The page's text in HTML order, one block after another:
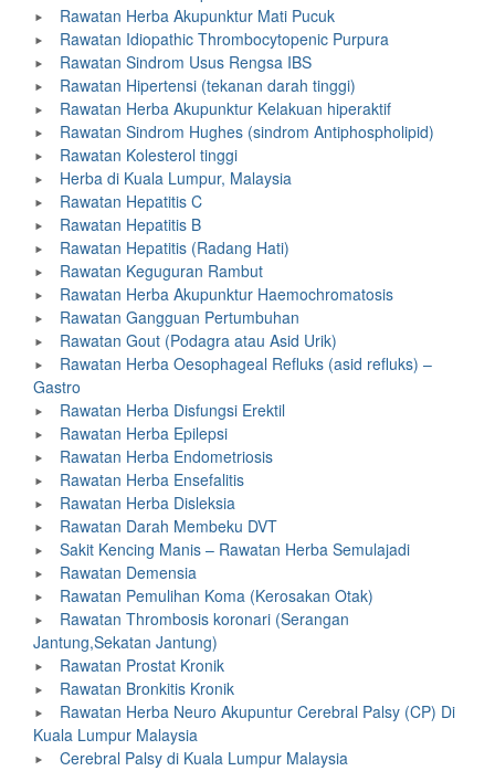
Rawatan Herba Akupunktur Mati Pucuk
Rawatan Idiopathic Thrombocytopenic Purpura
Rawatan Sindrom Usus Rengsa IBS
Rawatan Hipertensi (tekanan darah tinggi)
Rawatan Herba Akupunktur Kelakuan hiperaktif
Rawatan Sindrom Hughes (sindrom Antiphospholipid)
Rawatan Kolesterol tinggi
Herba di Kuala Lumpur, Malaysia
Rawatan Hepatitis C
Rawatan Hepatitis B
Rawatan Hepatitis (Radang Hati)
Rawatan Keguguran Rambut
Rawatan Herba Akupunktur Haemochromatosis
Rawatan Gangguan Pertumbuhan
Rawatan Gout (Podagra atau Asid Urik)
Rawatan Herba Oesophageal Refluks (asid refluks) –
Gastro
Rawatan Herba Disfungsi Erektil
Rawatan Herba Epilepsi
Rawatan Herba Endometriosis
Rawatan Herba Ensefalitis
Rawatan Herba Disleksia
Rawatan Darah Membeku DVT
Sakit Kencing Manis – Rawatan Herba Semulajadi
Rawatan Demensia
Rawatan Pemulihan Koma (Kerosakan Otak)
Rawatan Thrombosis koronari (Serangan
Jantung,Sekatan Jantung)
Rawatan Prostat Kronik
Rawatan Bronkitis Kronik
Rawatan Herba Neuro Akupuntur Cerebral Palsy (CP) Di
Kuala Lumpur Malaysia
Cerebral Palsy di Kuala Lumpur Malaysia